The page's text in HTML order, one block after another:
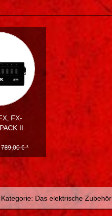
FX-
II
789,00 € *
Das elektrische Zubehör